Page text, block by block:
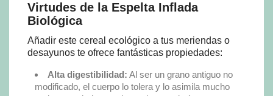
Virtudes de la Espelta Inflada
Biológica
Añadir este cereal ecológico a tus meriendas o
desayunos te ofrece fantásticas propiedades:
Alta digestibilidad: Al ser un grano antiguo no
modificado, el cuerpo lo tolera y lo asimila mucho